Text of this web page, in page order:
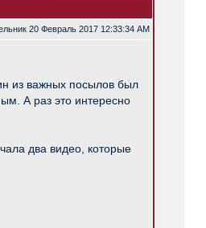
20 Февраль 2017 12:33:34 AM
из важных посылов был
А раз это интересно
два видео, которые